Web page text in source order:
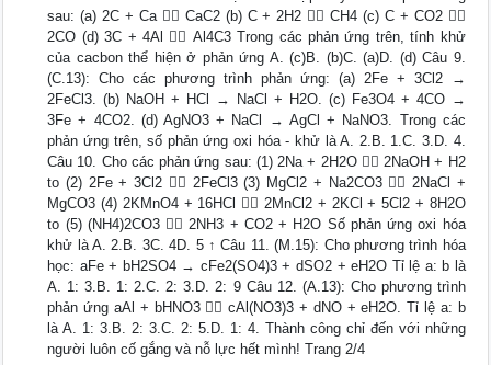
sau: (a) 2C + Ca  CaC2 (b) C + 2H2  CH4 (c) C + CO2 
2CO (d) 3C + 4Al  Al4C3 Trong các phản ứng trên, tính khử
của cacbon thể hiện ở phản ứng A. (c)B. (b)C. (a)D. (d) Câu 9.
(C.13): Cho các phương trình phản ứng: (a) 2Fe + 3Cl2 →
2FeCl3. (b) NaOH + HCl → NaCl + H2O. (c) Fe3O4 + 4CO →
3Fe + 4CO2. (d) AgNO3 + NaCl → AgCl + NaNO3. Trong các
phản ứng trên, số phản ứng oxi hóa - khử là A. 2.B. 1.C. 3.D. 4.
Câu 10. Cho các phản ứng sau: (1) 2Na + 2H2O  2NaOH + H2
to (2) 2Fe + 3Cl2  2FeCl3 (3) MgCl2 + Na2CO3  2NaCl +
MgCO3 (4) 2KMnO4 + 16HCl  2MnCl2 + 2KCl + 5Cl2 + 8H2O
to (5) (NH4)2CO3  2NH3 + CO2 + H2O Số phản ứng oxi hóa
khử là A. 2.B. 3C. 4D. 5 ↑ Câu 11. (M.15): Cho phương trình hóa
học: aFe + bH2SO4 → cFe2(SO4)3 + dSO2 + eH2O Tỉ lệ a: b là
A. 1: 3.B. 1: 2.C. 2: 3.D. 2: 9 Câu 12. (A.13): Cho phương trình
phản ứng aAl + bHNO3  cAl(NO3)3 + dNO + eH2O. Tỉ lệ a: b
là A. 1: 3.B. 2: 3.C. 2: 5.D. 1: 4. Thành công chỉ đến với những
người luôn cố gắng và nỗ lực hết mình! Trang 2/4